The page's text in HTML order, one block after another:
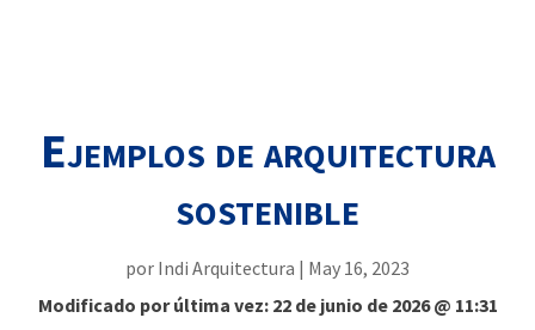
Ejemplos de arquitectura
sostenible
por Indi Arquitectura | May 16, 2023
Modificado por última vez: 22 de junio de 2026 @ 11:31